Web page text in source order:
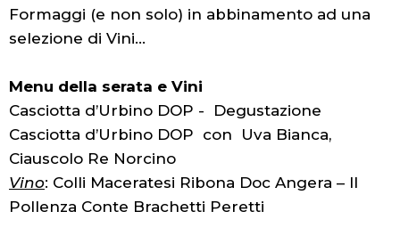
Formaggi (e non solo) in abbinamento ad una
selezione di Vini…
Menu della serata e Vini
Casciotta d’Urbino DOP - Degustazione
Casciotta d’Urbino DOP con Uva Bianca,
Ciauscolo Re Norcino
Vino: Colli Maceratesi Ribona Doc Angera – Il
Pollenza Conte Brachetti Peretti